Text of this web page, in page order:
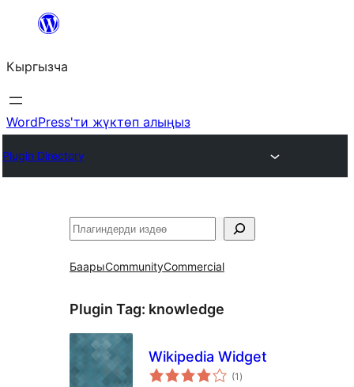
Мазмунга
Кыргызча
WordPress'ти жүктөп алыңыз
Plugin Directory
Издөө
БаарыCommunityCommercial
Plugin Tag: knowledge
Wikipedia Widget
(1 total
ratings
)